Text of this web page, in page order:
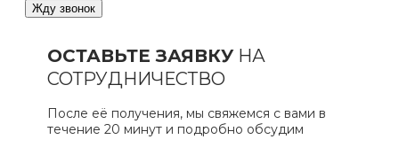
Жду звонок
ОСТАВЬТЕ ЗАЯВКУНА
СОТРУДНИЧЕСТВО
После её получения, мы свяжемся с вами в
течение 20 минут и подробно обсудим